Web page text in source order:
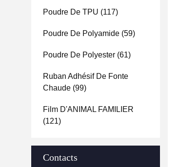
Poudre De TPU (117)
Poudre De Polyamide (59)
Poudre De Polyester (61)
Ruban Adhésif De Fonte
Chaude (99)
Film D'ANIMAL FAMILIER
(121)
Contacts